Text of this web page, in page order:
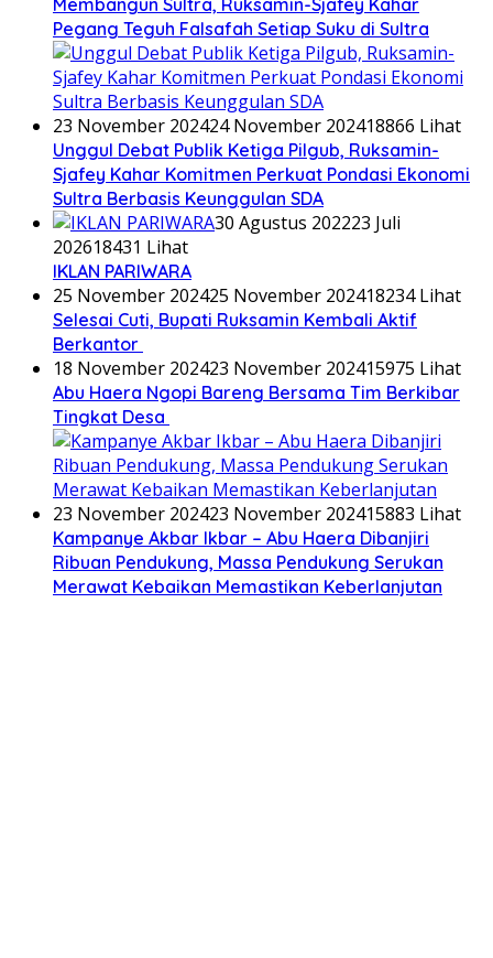
Membangun Sultra, Ruksamin-Sjafey Kahar
Pegang Teguh Falsafah Setiap Suku di Sultra
23 November 202424 November 202418866 Lihat
Unggul Debat Publik Ketiga Pilgub, Ruksamin-
Sjafey Kahar Komitmen Perkuat Pondasi Ekonomi
Sultra Berbasis Keunggulan SDA
30 Agustus 202223 Juli
202618431 Lihat
IKLAN PARIWARA
25 November 202425 November 202418234 Lihat
Selesai Cuti, Bupati Ruksamin Kembali Aktif
Berkantor
18 November 202423 November 202415975 Lihat
Abu Haera Ngopi Bareng Bersama Tim Berkibar
Tingkat Desa
23 November 202423 November 202415883 Lihat
Kampanye Akbar Ikbar – Abu Haera Dibanjiri
Ribuan Pendukung, Massa Pendukung Serukan
Merawat Kebaikan Memastikan Keberlanjutan